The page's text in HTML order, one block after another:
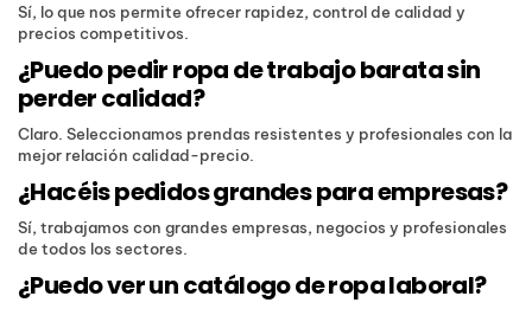
Sí, lo que nos permite ofrecer rapidez, control de calidad y
precios competitivos.
¿Puedo pedir ropa de trabajo barata sin
perder calidad?
Claro. Seleccionamos prendas resistentes y profesionales con la
mejor relación calidad-precio.
¿Hacéis pedidos grandes para empresas?
Sí, trabajamos con grandes empresas, negocios y profesionales
de todos los sectores.
¿Puedo ver un catálogo de ropa laboral?